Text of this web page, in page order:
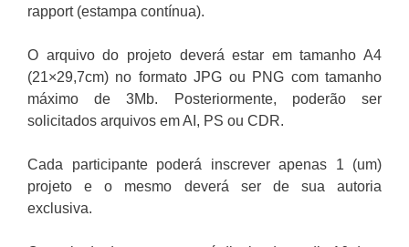
rapport (estampa contínua).
O arquivo do projeto deverá estar em tamanho A4
(21×29,7cm) no formato JPG ou PNG com tamanho
máximo de 3Mb. Posteriormente, poderão ser
solicitados arquivos em AI, PS ou CDR.
Cada participante poderá inscrever apenas 1 (um)
projeto e o mesmo deverá ser de sua autoria
exclusiva.